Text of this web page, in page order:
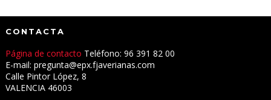
CONTACTA
Página de contacto Teléfono: 96 391 82 00
E-mail: pregunta@epx.fjaverianas.com
Calle Pintor López, 8
VALENCIA 46003